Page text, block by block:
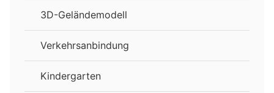
3D-Geländemodell
Verkehrsanbindung
Kindergarten